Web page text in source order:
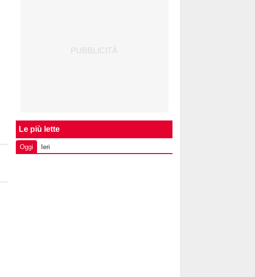
Le più lette
Oggi Ieri